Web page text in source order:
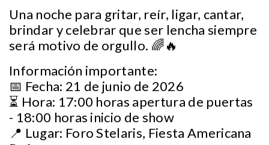
Una noche para gritar, reír, ligar, cantar,
brindar y celebrar que ser lencha siempre
será motivo de orgullo. 🌈🔥
Información importante:
📅 Fecha: 21 de junio de 2026
⏳ Hora: 17:00 horas apertura de puertas
- 18:00 horas inicio de show
📍 Lugar: Foro Stelaris, Fiesta Americana